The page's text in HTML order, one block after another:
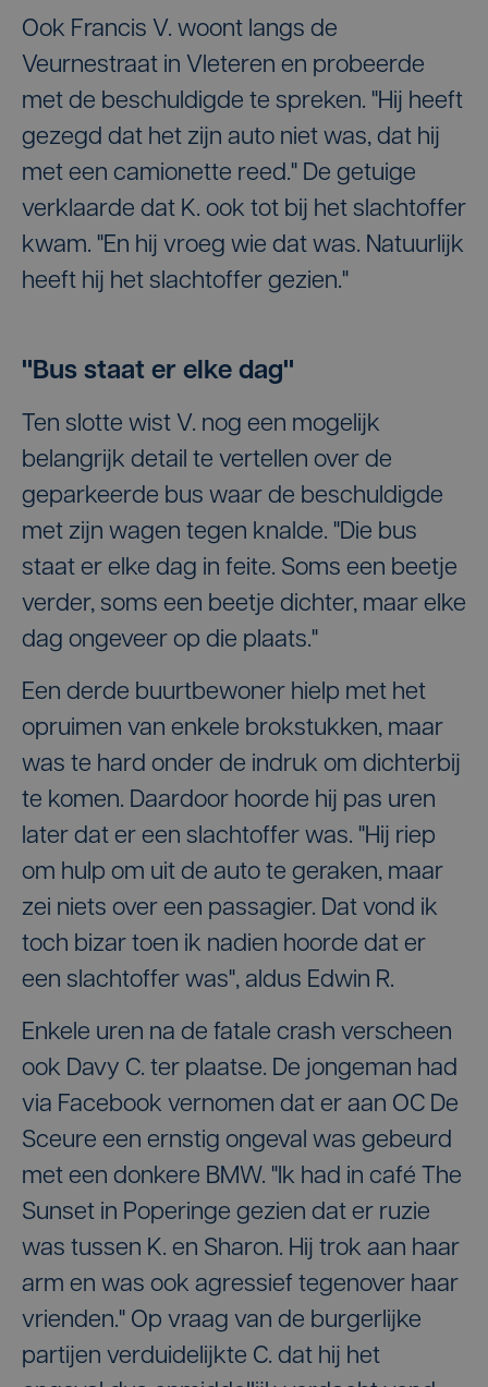
Ook Francis V. woont langs de
Veurnestraat in Vleteren en probeerde
met de beschuldigde te spreken. "Hij heeft
gezegd dat het zijn auto niet was, dat hij
met een camionette reed." De getuige
verklaarde dat K. ook tot bij het slachtoffer
kwam. "En hij vroeg wie dat was. Natuurlijk
heeft hij het slachtoffer gezien."
"Bus staat er elke dag"
Ten slotte wist V. nog een mogelijk
belangrijk detail te vertellen over de
geparkeerde bus waar de beschuldigde
met zijn wagen tegen knalde. "Die bus
staat er elke dag in feite. Soms een beetje
verder, soms een beetje dichter, maar elke
dag ongeveer op die plaats."
Een derde buurtbewoner hielp met het
opruimen van enkele brokstukken, maar
was te hard onder de indruk om dichterbij
te komen. Daardoor hoorde hij pas uren
later dat er een slachtoffer was. "Hij riep
om hulp om uit de auto te geraken, maar
zei niets over een passagier. Dat vond ik
toch bizar toen ik nadien hoorde dat er
een slachtoffer was", aldus Edwin R.
Enkele uren na de fatale crash verscheen
ook Davy C. ter plaatse. De jongeman had
via Facebook vernomen dat er aan OC De
Sceure een ernstig ongeval was gebeurd
met een donkere BMW. "Ik had in café The
Sunset in Poperinge gezien dat er ruzie
was tussen K. en Sharon. Hij trok aan haar
arm en was ook agressief tegenover haar
vrienden." Op vraag van de burgerlijke
partijen verduidelijkte C. dat hij het